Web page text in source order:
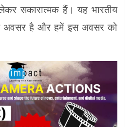
सकारात्मक हैं। यह भारतीय
अवसर है और हमें इस अवसर को